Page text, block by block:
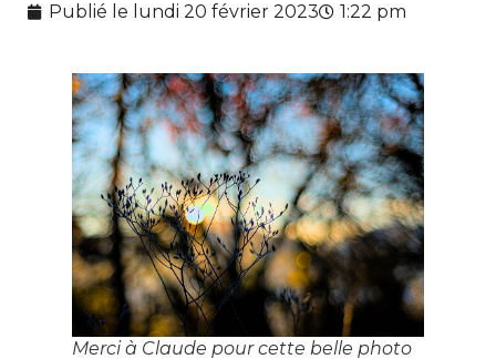
Publié le lundi 20 février 2023 1:22 pm
Merci à Claude pour cette belle photo